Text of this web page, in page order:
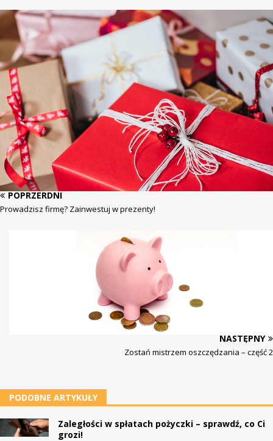
POPRZERDNI
Prowadzisz firmę? Zainwestuj w prezenty!
NASTĘPNY
Zostań mistrzem oszczędzania – część 2
PODOBNE ARTYKUŁY
Zaległości w spłatach pożyczki – sprawdź, co Ci
grozi!